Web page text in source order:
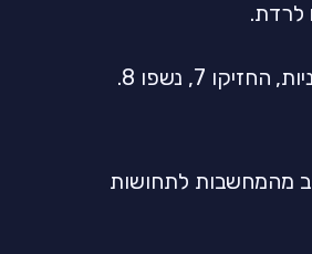
לרדת.
עובדת מצוין כאן: שאפו 4 שניות, החזיקו 7, נשפו 8.
מהמחשבות לתחושות